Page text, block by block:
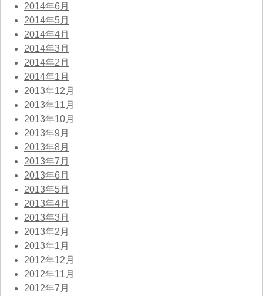
2014年6月
2014年5月
2014年4月
2014年3月
2014年2月
2014年1月
2013年12月
2013年11月
2013年10月
2013年9月
2013年8月
2013年7月
2013年6月
2013年5月
2013年4月
2013年3月
2013年2月
2013年1月
2012年12月
2012年11月
2012年7月